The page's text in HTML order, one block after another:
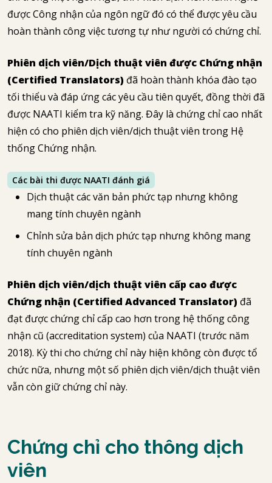
được Công nhận của ngôn ngữ đó có thể được yêu cầu
hoàn thành công việc tương tự như người có chứng chỉ.
Phiên dịch viên/Dịch thuật viên được Chứng nhận
(Certified Translators) đã hoàn thành khóa đào tạo
tối thiểu và đáp ứng các yêu cầu tiên quyết, đồng thời đã
được NAATI kiểm tra kỹ năng. Đây là chứng chỉ cao nhất
hiện có cho phiên dịch viên/dịch thuật viên trong Hệ
thống Chứng nhận.
Các bài thi được NAATI đánh giá
Dịch thuật các văn bản phức tạp nhưng không
mang tính chuyên ngành
Chỉnh sửa bản dịch phức tạp nhưng không mang
tính chuyên ngành
Phiên dịch viên/dịch thuật viên cấp cao được
Chứng nhận (Certified Advanced Translator) đã
đạt được chứng chỉ cấp cao hơn trong hệ thống công
nhận cũ (accreditation system) của NAATI (trước năm
2018). Kỳ thi cho chứng chỉ này hiện không còn được tổ
chức nữa, nhưng một số phiên dịch viên/dịch thuật viên
vẫn còn giữ chứng chỉ này.
Chứng chỉ cho thông dịch
viên